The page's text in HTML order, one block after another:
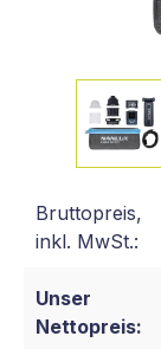
Bruttopreis,
inkl. MwSt.:
Unser
Nettopreis: